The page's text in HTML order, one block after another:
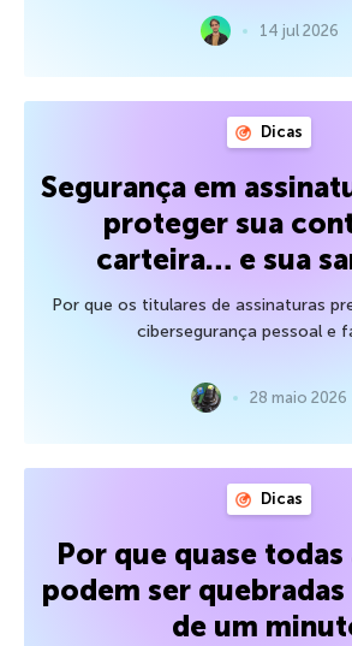
14 jul 2026
Dicas
Segurança em
proteger sua
carteira… e sua
Por que os titulares de assinaturas
cibersegurança pessoal e
28 maio 2026
Dicas
Por que quase todas
podem ser
de um